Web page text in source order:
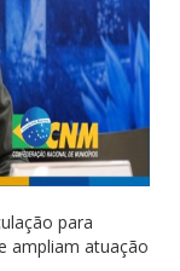
para
ampliam atuação